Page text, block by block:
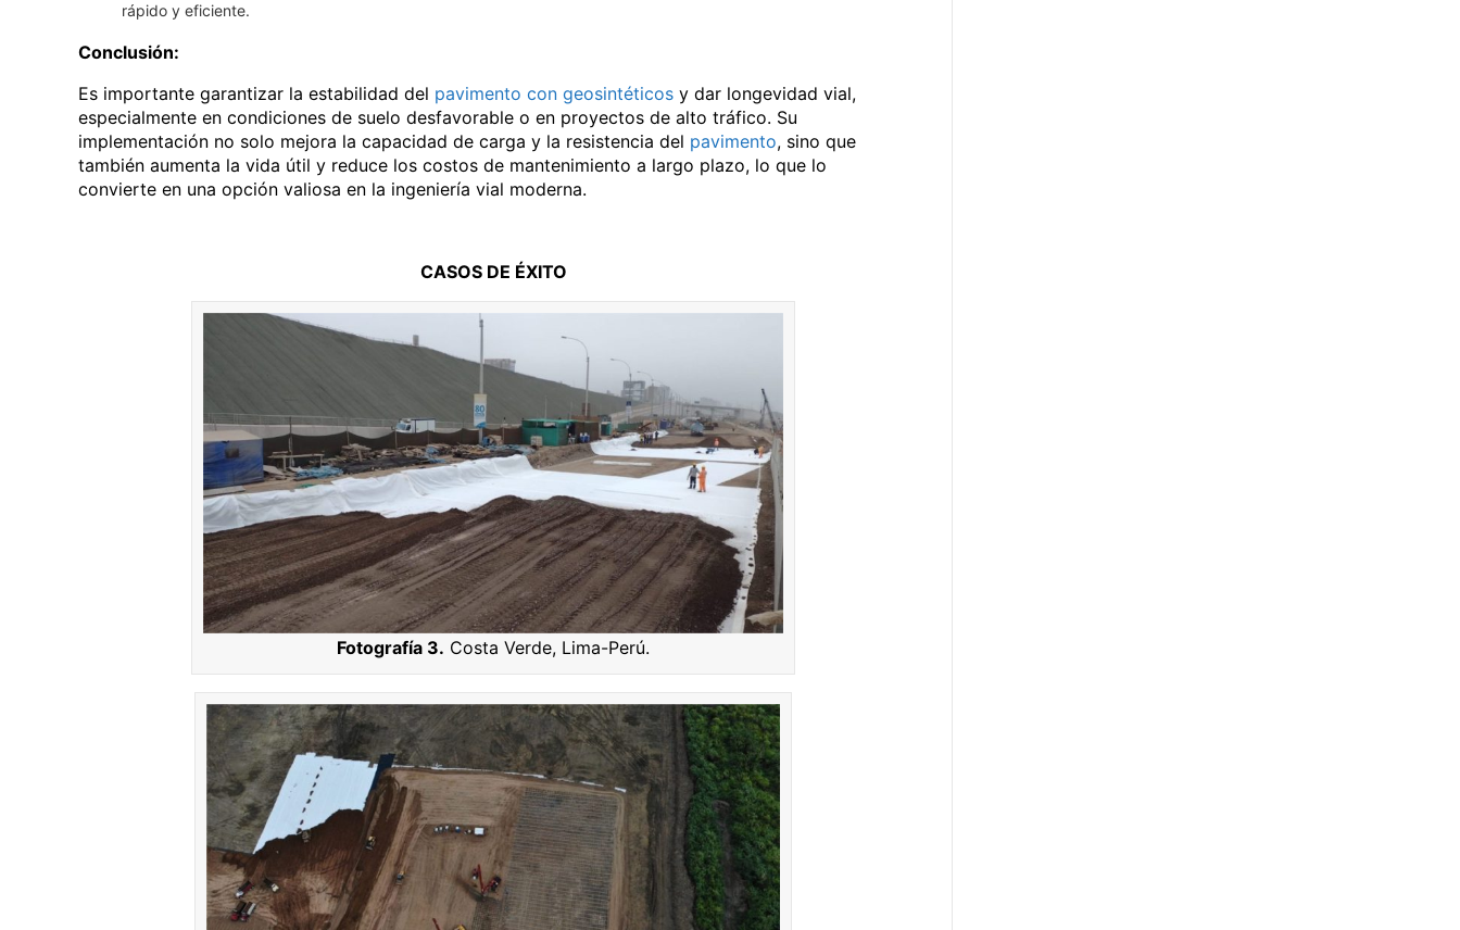
rápido y eficiente.
Conclusión:
Es importante garantizar la estabilidad del pavimento con geosintéticos y dar longevidad vial,
especialmente en condiciones de suelo desfavorable o en proyectos de alto tráfico. Su
implementación no solo mejora la capacidad de carga y la resistencia del pavimento, sino que
también aumenta la vida útil y reduce los costos de mantenimiento a largo plazo, lo que lo
convierte en una opción valiosa en la ingeniería vial moderna.
CASOS DE ÉXITO
Fotografía 3. Costa Verde, Lima-Perú.